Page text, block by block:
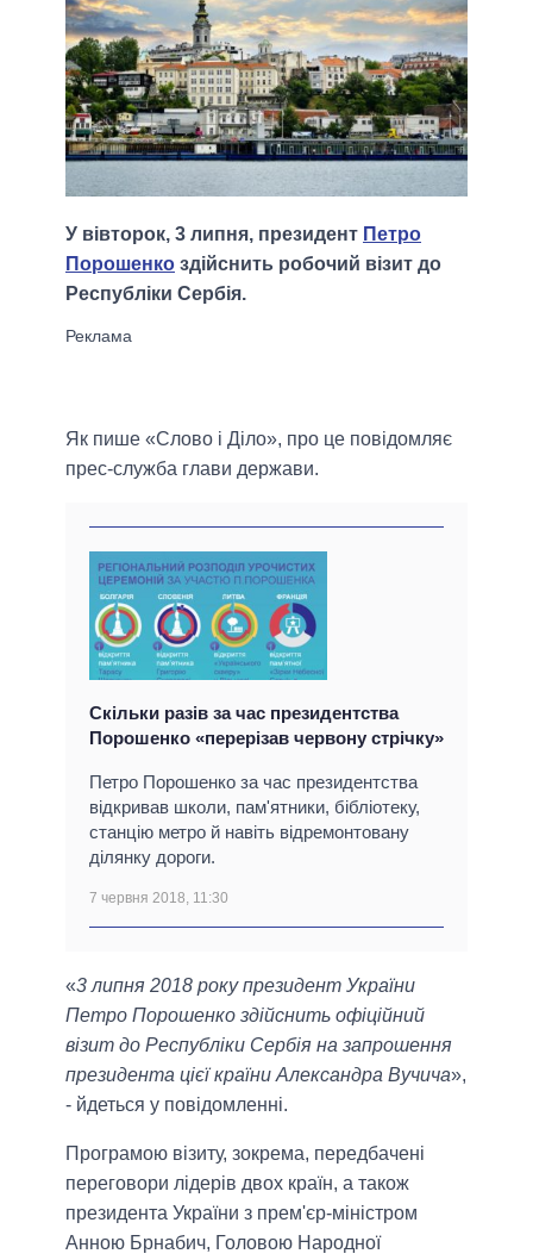
У вівторок, 3 липня, президент Петро
Порошенко здійснить робочий візит до
Республіки Сербія.
Як пише «Слово і Діло», про це повідомляє
прес-служба глави держави.
Скільки разів за час президентства
Порошенко «перерізав червону стрічку»
Петро Порошенко за час президентства
відкривав школи, пам'ятники, бібліотеку,
станцію метро й навіть відремонтовану
ділянку дороги.
7 червня 2018, 11:30
«3 липня 2018 року президент України
Петро Порошенко здійснить офіційний
візит до Республіки Сербія на запрошення
президента цієї країни Александра Вучича»,
- йдеться у повідомленні.
Програмою візиту, зокрема, передбачені
переговори лідерів двох країн, а також
президента України з прем'єр-міністром
Анною Брнабич, Головою Народної